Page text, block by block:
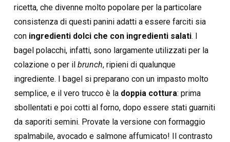
ricetta, che divenne molto popolare per la particolare
consistenza di questi panini adatti a essere farciti sia
coningredienti dolci che con ingredienti salati. I
bagel polacchi, infatti, sono largamente utilizzati per la
colazione o per il brunch, ripieni di qualunque
ingrediente. I bagel si preparano con un impasto molto
semplice, e il vero trucco è la doppia cottura: prima
sbollentati e poi cotti al forno, dopo essere stati guarniti
da saporiti semini. Provate la versione con formaggio
spalmabile, avocado e salmone affumicato! Il contrasto